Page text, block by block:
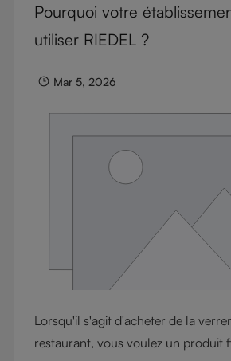
Pourquoi votre
utiliser RIEDEL ?
Mar 5, 2026
Lorsqu'il s'agit d'acheter de la
restaurant, vous voulez un produit